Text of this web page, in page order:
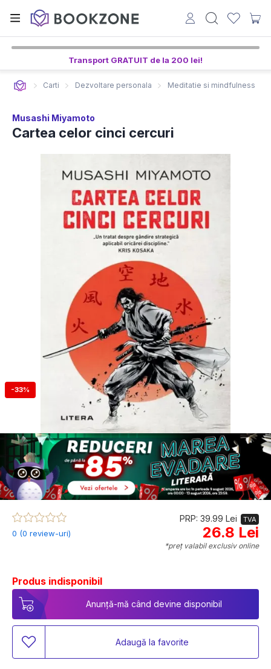
Transport GRATUIT de la 200 lei!
Carti Dezvoltare personala Meditatie si mindfulness
Musashi Miyamoto
Cartea celor cinci cercuri
-33%
0 (0 review-uri)
PRP: 39.99 Lei TVA
26.8 Lei
*preț valabil exclusiv online
Produs indisponibil
Anunță-mă când devine disponibil
Adaugă la favorite